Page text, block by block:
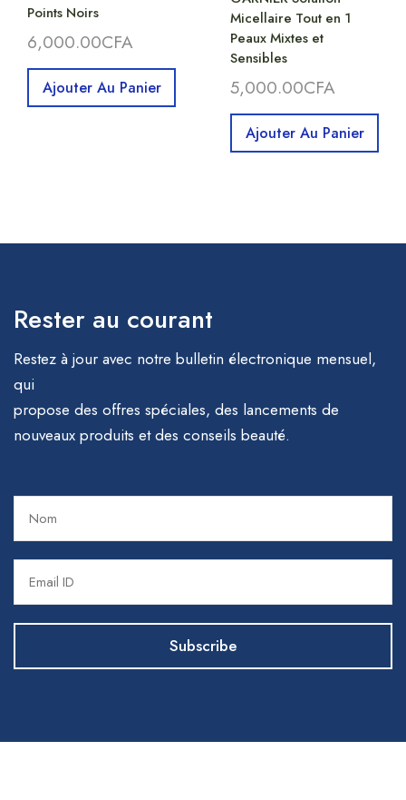
Points Noirs
6,000.00CFA
Ajouter Au Panier
Micellaire Tout en 1
Peaux Mixtes et
Sensibles
5,000.00CFA
Ajouter Au Panier
Rester au courant
Restez à jour avec notre bulletin électronique mensuel,
qui
propose des offres spéciales, des lancements de
nouveaux produits et des conseils beauté.